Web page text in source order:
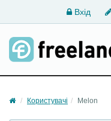
Вхід
Користувачі Melon